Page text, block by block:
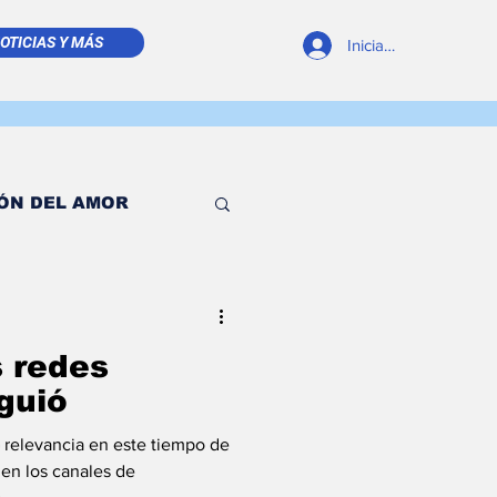
Y MÁS Iniciar sesión
DEL AMOR
EL TINTERO
DE MAR
redes
en este tiempo de
de